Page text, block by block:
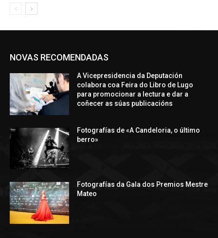
NOVAS RECOMENDADAS
A Vicepresidencia da Deputación
colabora coa Feira do Libro de Lugo
para promocionar a lectura e dar a
coñecer as súas publicacións
Fotografías de «A Candeloria, o último
berro»
Fotografías da Gala dos Premios Mestre
Mateo